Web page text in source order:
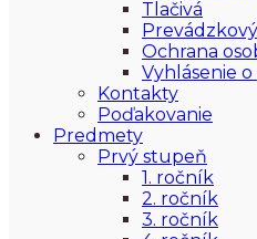
Tlačivá
Ochrana
Vyhlásenie
Kontakty
Poďakovanie
Predmety
Prvý stupeň
1. ročník
2. ročník
3. ročník